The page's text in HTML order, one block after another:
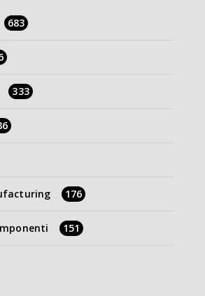
683
333
176
151